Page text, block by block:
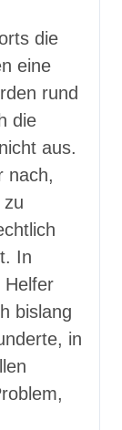
die
eine
rund
die
aus.
nach,
zu
In
Helfer
bislang
in